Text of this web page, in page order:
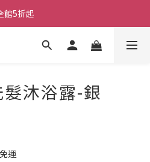
館5折起
沐浴露-銀
運